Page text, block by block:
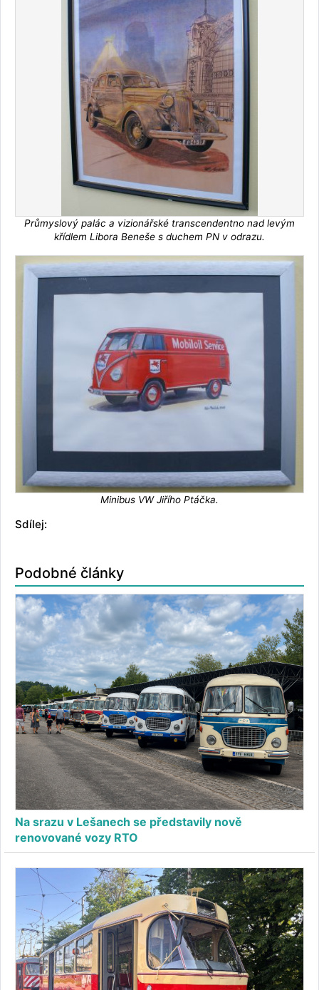
Průmyslový palác a vizionářské transcendentno nad levým
křídlem Libora Beneše s duchem PN v odrazu.
Minibus VW Jiřího Ptáčka.
Sdílej:
Podobné články
Na srazu v Lešanech se představily nově
renovované vozy RTO